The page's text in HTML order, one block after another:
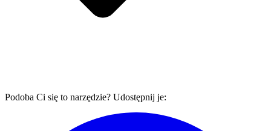
Podoba Ci się to narzędzie? Udostępnij je: